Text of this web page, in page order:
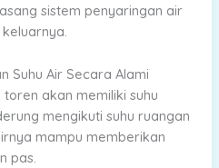
sistem penyaringan air
Suhu Air Secara Alami
akan memiliki suhu
mengikuti suhu ruangan
mampu memberikan
pas.